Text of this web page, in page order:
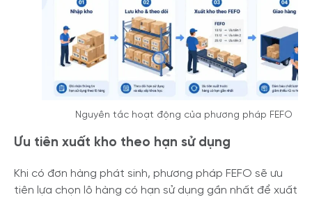
Nguyên tắc hoạt động của phương pháp FEFO
Ưu tiên xuất kho theo hạn sử dụng
Khi có đơn hàng phát sinh, phương pháp FEFO sẽ ưu
tiên lựa chọn lô hàng có hạn sử dụng gần nhất để xuất